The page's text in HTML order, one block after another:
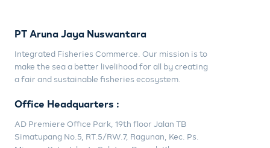
PT Aruna Jaya Nuswantara
Integrated Fisheries Commerce. Our mission is to
make the sea a better livelihood for all by creating
a fair and sustainable fisheries ecosystem.
Office Headquarters :
AD Premiere Office Park, 19th floor Jalan TB
Simatupang No.5, RT.5/RW.7, Ragunan, Kec. Ps.